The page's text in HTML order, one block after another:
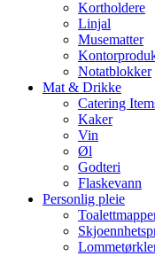
Kortholdere
Linjal
Musematter
Notatblokker
Mat & Drikke
Catering
Kaker
Vin
Øl
Godteri
Flaskevann
Personlig pleie